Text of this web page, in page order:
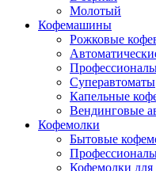
Молотый
Кофемашины
Рожковые
Суперавтоматы
Капельные
Вендинговые
Кофемолки
Бытовые
Кофемолки для